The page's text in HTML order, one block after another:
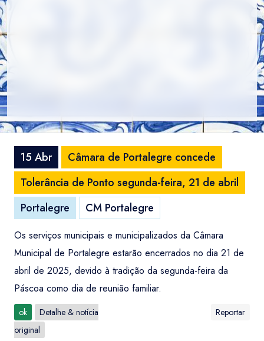
15 Abr
Câmara de Portalegre concede
Tolerância de Ponto segunda-feira, 21 de abril
Portalegre
CM Portalegre
Os serviços municipais e municipalizados da Câmara
Municipal de Portalegre estarão encerrados no dia 21 de
abril de 2025, devido à tradição da segunda-feira da
Páscoa como dia de reunião familiar.
ok
Detalhe & notícia
original
Reportar